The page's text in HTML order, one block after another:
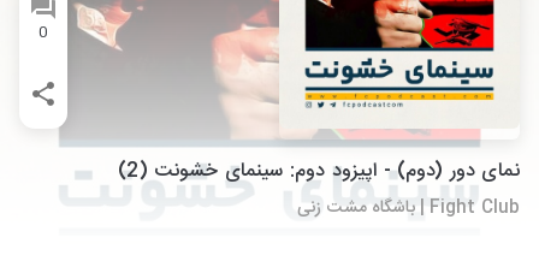
0
نمای دور (دوم) - اپیزود دوم: سینمای خشونت (2)
Fight Club | باشگاه مشت زنی